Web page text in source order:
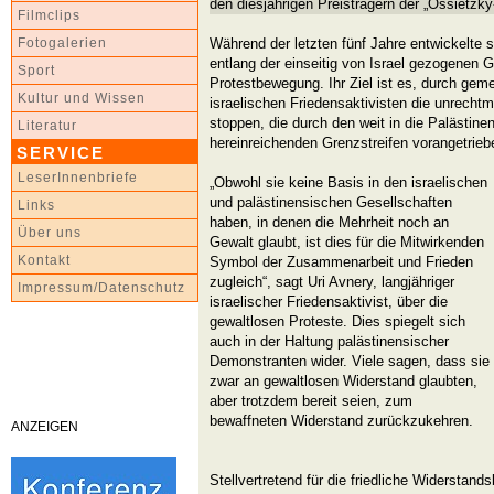
Filmclips
Fotogalerien
Sport
Kultur und Wissen
Literatur
SERVICE
LeserInnenbriefe
Links
Über uns
Kontakt
Impressum/Datenschutz
ANZEIGEN
den diesjährigen Preisträgern der
Während der letzten fünf Jahre entwickelte
entlang der einseitig von Israel gezogenen
Protestbewegung. Ihr Ziel ist es, durch
israelischen Friedensaktivisten die
stoppen, die durch den weit in die
hereinreichenden Grenzstreifen
„Obwohl sie keine Basis in den israelischen
und palästinensischen Gesellschaften
haben, in denen die Mehrheit noch an
Gewalt glaubt, ist dies für die Mitwirkenden
Symbol der Zusammenarbeit und Frieden
zugleich“, sagt Uri Avnery, langjähriger
israelischer Friedensaktivist, über die
gewaltlosen Proteste. Dies spiegelt sich
auch in der Haltung palästinensischer
Demonstranten wider. Viele sagen, dass sie
zwar an gewaltlosen Widerstand glaubten,
aber trotzdem bereit seien, zum
bewaffneten Widerstand zurückzukehren.
Stellvertretend für die friedliche